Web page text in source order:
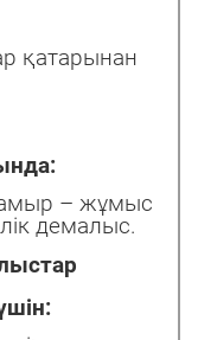
қатарынан
– жұмыс
демалыс.